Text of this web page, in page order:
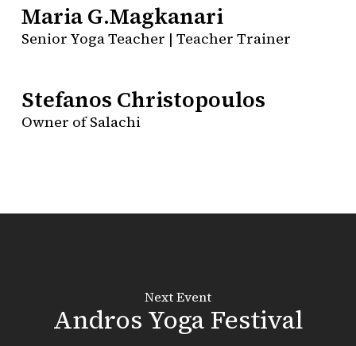
Yoga Instructor
Maria G.Magkanari
Senior Yoga Teacher | Teacher Trainer
Stefanos Christopoulos
Owner of Salachi
Next Event
Andros Yoga Festival